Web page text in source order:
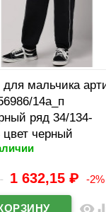
мальчика
14а_п
ряд 34/134-
цвет черный
1 632,15₽ -2%